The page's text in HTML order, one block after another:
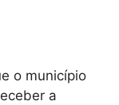
o município
a